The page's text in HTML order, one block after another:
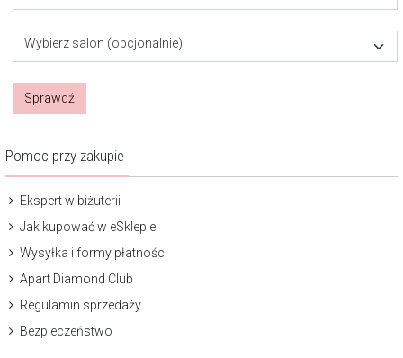
Wybierz salon (opcjonalnie)
Sprawdź
Pomoc przy zakupie
Ekspert w biżuterii
Jak kupować w eSklepie
Wysyłka i formy płatności
Apart Diamond Club
Regulamin sprzedaży
Bezpieczeństwo